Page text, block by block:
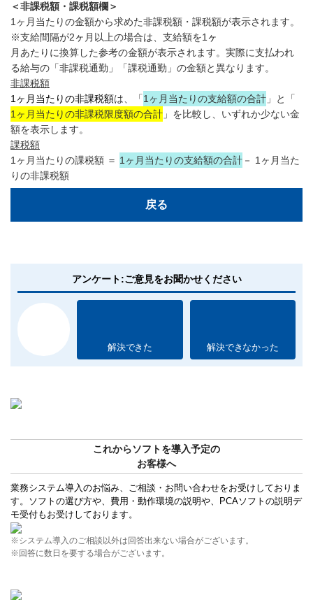
＜非課税額・課税額欄＞
1ヶ月当たりの金額から求めた非課税額・課税額が表示されます。
※支給間隔が2ヶ 月以上の場合は、支給額を1ヶ
月あたりに換算した参考の金額が表示されます。 実際に支払われ
る給与の「非課税通勤」「課税通勤」の金額と異なります。
非課税額
1ヶ月当たりの非課税額は、「1ヶ月当たりの支給額の合計 」と「
1ヶ月当たりの非課税限度額の合計 」を比較し、いずれか少ない金
額を表示します。
課税額
1ヶ月当たりの課税額 ＝ 1ヶ月当たりの支給額の合計 － 1ヶ月当た
りの非課税額
戻る
アンケート:ご意見をお聞かせください
解決できた 解決できなかった
これからソフトを導入予定の
お客様へ
業務システム導入のお悩み、ご相談・お問い合わせをお受けしておりま
す。ソフトの選び方や、費用・動作環境の説明や、PCAソフトの説明デ
モ受付もお受けしております。
※システム導入のご相談以外は回答出来ない場合がございます。
※回答に数日を要する場合がございます。